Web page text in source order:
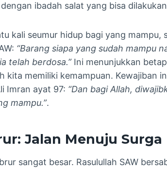
ibadah salat yang bisa
kali seumur hidup bagi yang mampu,
“Barang siapa yang sudah mampu
telah berdosa.”Ini menunjukkan
kita memiliki kemampuan. Kewajiban
Imran ayat 97: “Dan bagi Allah,
mampu.”​.
Jalan Menuju Surga
sangat besar. Rasulullah SAW